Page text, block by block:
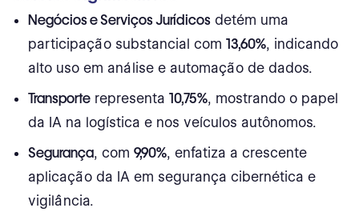
Negócios e Serviços Jurídicos detém uma
participação substancial com13,60%, indicando
alto uso em análise e automação de dados.
Transporte representa10,75%, mostrando o papel
da IA na logística e nos veículos autônomos.
Segurança, com9,90%, enfatiza a crescente
aplicação da IA em segurança cibernética e
vigilância.